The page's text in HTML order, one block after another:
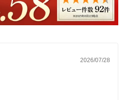
寄せ お土産 羽幌
】
冷凍 冷凍肉 国産豚肉 四
元豚 しゃぶしゃぶ 焼肉
【27009】
2026/07/28